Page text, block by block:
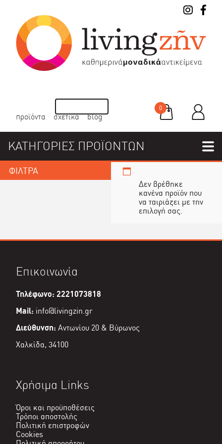
προϊόντα σχετικά blog
0
ΚΑΤΗΓΟΡΙΕΣ ΠΡΟΪΟΝΤΩΝ
ΦΙΛΤΡΑ
Δεν βρέθηκε
κανένα προϊόν που
να ταιριάζει με την
επιλογή σας.
Επικοινωνία
Τηλέφωνο: 2221073818
Mail: info@livingzin.gr
Διεύθυνση: Αντωνίου 20 & Βύρωνος
Χαλκίδα, 34100
Χρήσιμα Links
Όροι και προϋποθέσεις
Τρόποι αποστολής
Πολιτική επιστροφών
Cookies